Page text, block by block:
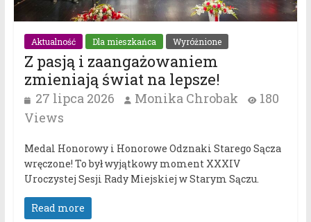
Aktualność Dla mieszkańca Wyróżnione
Z pasją i zaangażowaniem
zmieniają świat na lepsze!
27 lipca 2026 Monika Chrobak
180
Views
Medal Honorowy i Honorowe Odznaki Starego Sącza
wręczone! To był wyjątkowy moment XXXIV
Uroczystej Sesji Rady Miejskiej w Starym Sączu.
Read more